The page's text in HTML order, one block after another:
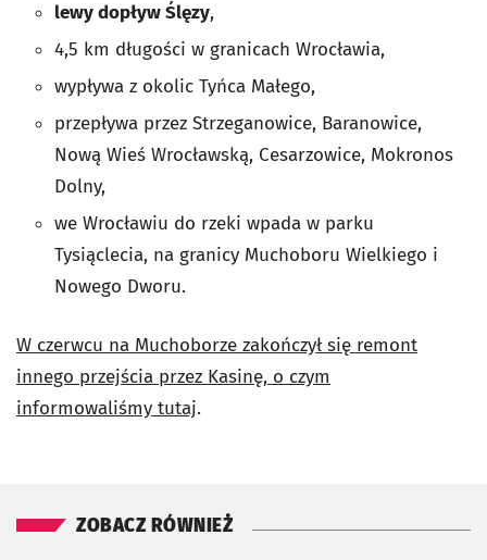
lewy dopływ Ślęzy,
4,5 km długości w granicach Wrocławia,
wypływa z okolic Tyńca Małego,
przepływa przez Strzeganowice, Baranowice,
Nową Wieś Wrocławską, Cesarzowice, Mokronos
Dolny,
we Wrocławiu do rzeki wpada w parku
Tysiąclecia, na granicy Muchoboru Wielkiego i
Nowego Dworu.
W czerwcu na Muchoborze zakończył się remont
innego przejścia przez Kasinę, o czym
informowaliśmy tutaj.
ZOBACZ RÓWNIEŻ